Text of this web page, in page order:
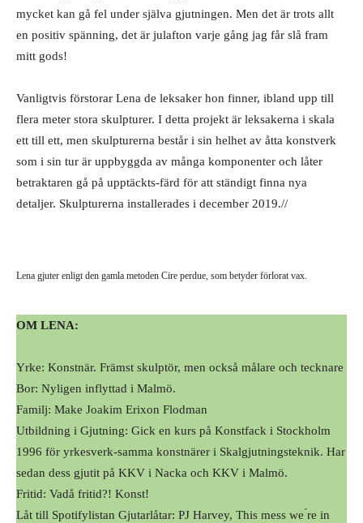
mycket kan gå fel under själva gjutningen. Men det är trots allt
en positiv spänning, det är julafton varje gång jag får slå fram
mitt gods!
Vanligtvis förstorar Lena de leksaker hon finner, ibland upp till
flera meter stora skulpturer. I detta projekt är leksakerna i skala
ett till ett, men skulpturerna består i sin helhet av åtta konstverk
som i sin tur är uppbyggda av många komponenter och låter
betraktaren gå på upptäckts-färd för att ständigt finna nya
detaljer. Skulpturerna installerades i december 2019.//
Lena gjuter enligt den gamla metoden Cire perdue, som betyder förlorat vax.
OM LENA:
Yrke: Konstnär. Främst skulptör, men också målare och tecknare
Bor: Nyligen inflyttad i Malmö.
Familj: Make Joakim Erixon Flodman
Utbildning i Gjutning: Gick en kurs på Konstfack i Stockholm
1996 för yrkesverk-samma konstnärer i Skalgjutningsteknik. Har
sedan dess gjutit på KKV i Nacka och KKV i Malmö.
Fritid: Vadå fritid?! Konst!
Låt till Spotifylistan Gjutarlåtar: PJ Harvey, This mess we ́re in